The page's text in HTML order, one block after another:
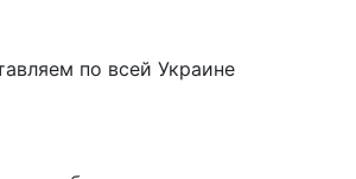
по всей Украине